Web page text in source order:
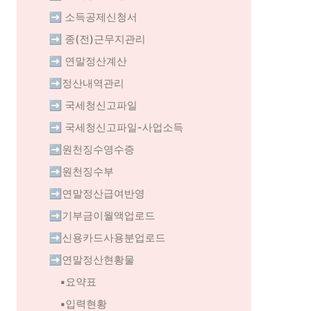
➡️ 소득공제신청서
➡️ 종(전)근무지관리
➡️ 연말정산계산
➡️정산내역관리
➡️ 국세청신고파일
➡️ 국세청신고파일-사업소득
➡️원천징수영수증
➡️원천징수부
➡️연말정산급여반영
➡️기부금이월액업로드
➡️신용카드사용분업로드
➡️연말정산현황물
▪️요약표
▪️입력현황